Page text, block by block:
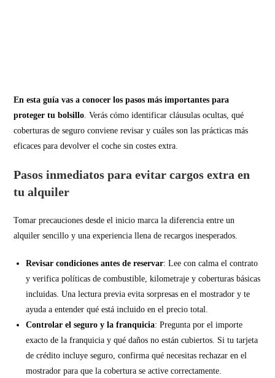
En esta guía vas a conocer los pasos más importantes para
proteger tu bolsillo. Verás cómo identificar cláusulas ocultas, qué
coberturas de seguro conviene revisar y cuáles son las prácticas más
eficaces para devolver el coche sin costes extra.
Pasos inmediatos para evitar cargos extra en
tu alquiler
Tomar precauciones desde el inicio marca la diferencia entre un
alquiler sencillo y una experiencia llena de recargos inesperados.
Revisar condiciones antes de reservar: Lee con calma el contrato
y verifica políticas de combustible, kilometraje y coberturas básicas
incluidas. Una lectura previa evita sorpresas en el mostrador y te
ayuda a entender qué está incluido en el precio total.
Controlar el seguro y la franquicia: Pregunta por el importe
exacto de la franquicia y qué daños no están cubiertos. Si tu tarjeta
de crédito incluye seguro, confirma qué necesitas rechazar en el
mostrador para que la cobertura se active correctamente.